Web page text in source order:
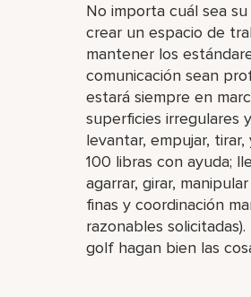
No importa cuál sea
crear un espacio de
mantener los
comunicación sean
estará siempre en
superficies irregulares
levantar, empujar,
100 libras con ayuda;
agarrar, girar,
finas y coordinación
razonables
golf hagan bien las